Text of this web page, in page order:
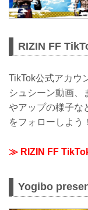
RIZIN FF
TikTok公式アカウ
シュシーン動画、
やアップの様子な
をフォローしよう！
≫ RIZIN FF
Yogibo